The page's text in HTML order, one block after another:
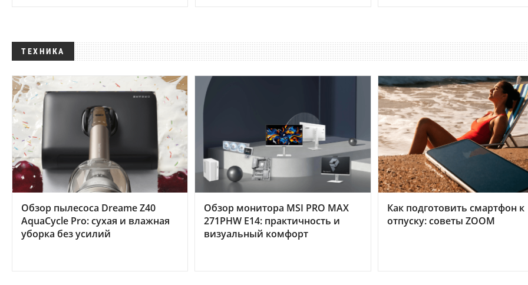
ТЕХНИКА
Обзор пылесоса Dreame Z40
AquaCycle Pro: сухая и влажная
уборка без усилий
Обзор монитора MSI PRO MAX
271PHW E14: практичность и
визуальный комфорт
Как подготовить смартфон к
отпуску: советы ZOOM